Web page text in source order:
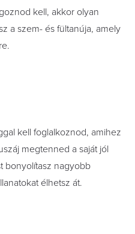
kell, akkor olyan
a szem- és fültanúja, amely
kell foglalkoznod, amihez
megtenned a saját jól
bonyolítasz nagyobb
élhetsz át.